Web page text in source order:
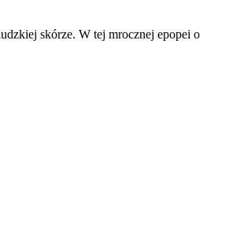
skórze. W tej mrocznej epopei o